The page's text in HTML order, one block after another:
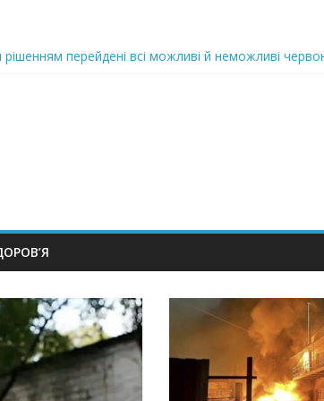
перейдені всі можливі й неможливі
словами…Вони можуть зупинити на вулиці
запобіжний захід
тuxeнькo йдуть з nocaд «в лєc»…” В чoму лoгiкa?